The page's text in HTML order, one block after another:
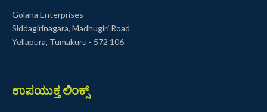
Golana Enterprises
Siddagirinagara, Madhugiri Road
Yellapura, Tumakuru - 572 106
ಉಪಯುಕ್ತ ಲಿಂಕ್ಸ್